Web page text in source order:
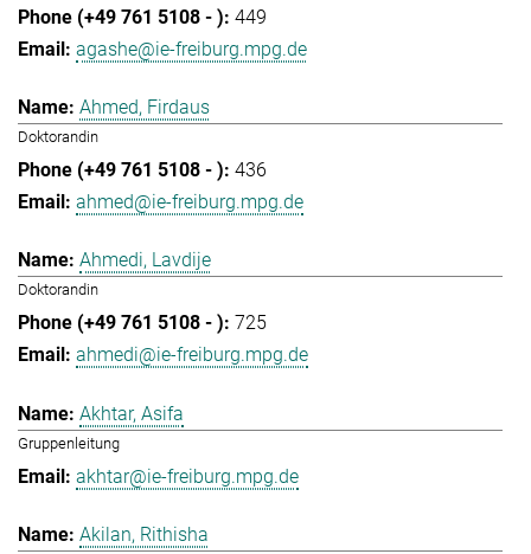
449
agashe@ie-freiburg.mpg.de
Ahmed, Firdaus
Doktorandin
436
ahmed@ie-freiburg.mpg.de
Ahmedi, Lavdije
Doktorandin
725
ahmedi@ie-freiburg.mpg.de
Akhtar, Asifa
Gruppenleitung
akhtar@ie-freiburg.mpg.de
Akilan, Rithisha